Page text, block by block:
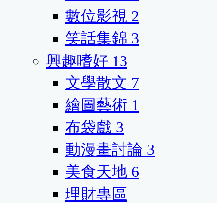
數位影視 2
笑話集錦 3
興趣嗜好 13
文學散文 7
繪圖藝術 1
布袋戲 3
動漫畫討論 3
美食天地 6
理財專區